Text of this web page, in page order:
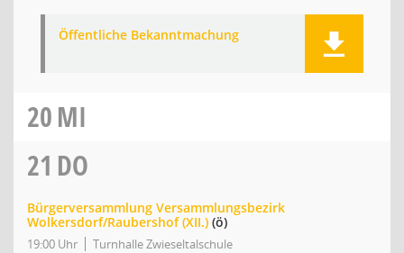
Öffentliche Bekanntmachung
20MI
21 DO
Bürgerversammlung Versammlungsbezirk
Wolkersdorf/Raubershof (XII.) (ö)
19:00 Uhr Turnhalle Zwieseltalschule